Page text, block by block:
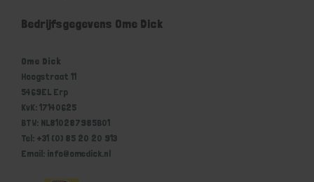
Bedrijfsgegevens Ome Dick
Ome Dick
Hoogstraat 11
5469EL Erp
KvK: 17140625
BTW: NL810287985B01
Tel: +31 (0) 85 20 20 913
Email: info@omedick.nl